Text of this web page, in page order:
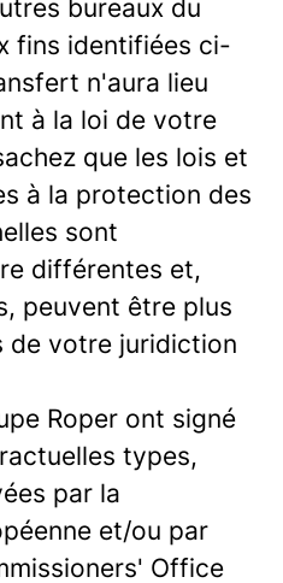
bureaux du
fins identifiées ci-
n'aura lieu
à la loi de votre
que les lois et
à la protection des
sont
différentes et,
peuvent être plus
de votre juridiction
Roper ont signé
types,
par la
et/ou par
Office